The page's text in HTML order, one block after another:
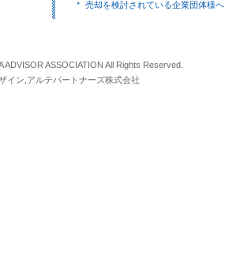
売却を検討されている企業団体様へ
ADVISOR ASSOCIATION All Rights Reserved.
イン アルテパートナーズ株式会社